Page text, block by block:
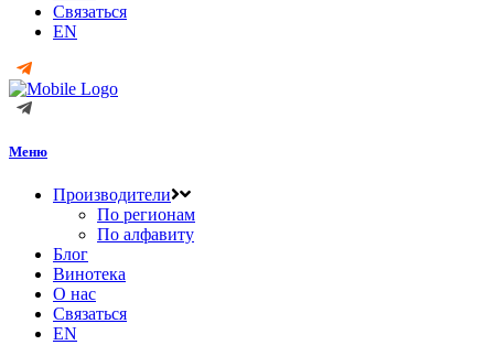
Связаться
EN
Меню
Производители
По регионам
По алфавиту
Блог
Винотека
О нас
Связаться
EN